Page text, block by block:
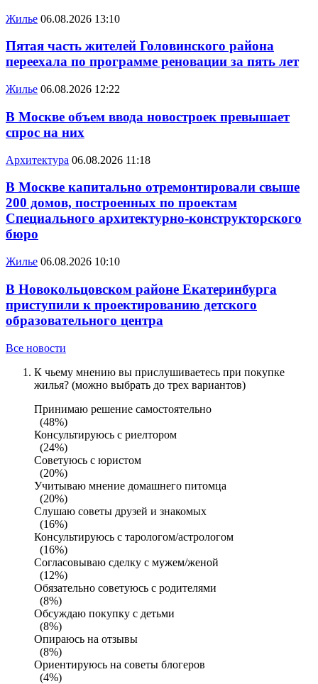
Жилье 06.08.2026 13:10
Пятая часть жителей Головинского района
переехала по программе реновации за пять лет
Жилье 06.08.2026 12:22
В Москве объем ввода новостроек превышает
спрос на них
Архитектура 06.08.2026 11:18
В Москве капитально отремонтировали свыше
200 домов, построенных по проектам
Специального архитектурно-конструкторского
бюро
Жилье 06.08.2026 10:10
В Новокольцовском районе Екатеринбурга
приступили к проектированию детского
образовательного центра
Все новости
К чьему мнению вы прислушиваетесь при покупке
жилья? (можно выбрать до трех вариантов)
Принимаю решение самостоятельно
(48%)
Консультируюсь с риелтором
(24%)
Советуюсь с юристом
(20%)
Учитываю мнение домашнего питомца
(20%)
Слушаю советы друзей и знакомых
(16%)
Консультируюсь с тарологом/астрологом
(16%)
Согласовываю сделку с мужем/женой
(12%)
Обязательно советуюсь с родителями
(8%)
Обсуждаю покупку с детьми
(8%)
Опираюсь на отзывы
(8%)
Ориентируюсь на советы блогеров
(4%)